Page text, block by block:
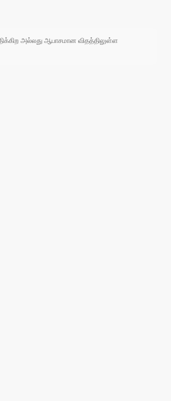
அல்லது ஆபாசமான விதத்திலுள்ள